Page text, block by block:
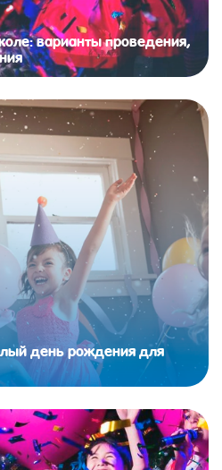
варианты проведения,
день рождения для